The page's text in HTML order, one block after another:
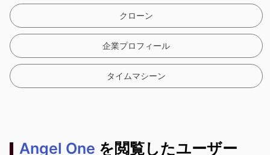
クローン
企業プロフィール
タイムマシーン
Angel One を閲覧したユーザー